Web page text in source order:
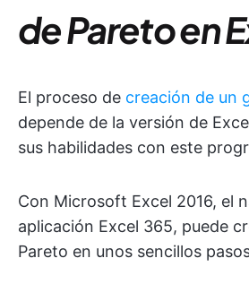
de Pareto en
El proceso de creación de un
depende de la versión de
sus habilidades con este
Con Microsoft Excel 2016, el
aplicación Excel 365, puede
Pareto en unos sencillos